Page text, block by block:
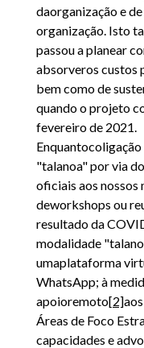
daorganização e
organização. Isto
passou a planear
absorveros custos
bem como de
quando o projeto
fevereiro de 2021.
"talanoa" por via
oficiais aos nossos
deworkshops ou
resultado da
modalidade
umaplataforma
WhatsApp; à
apoioremoto[2]
Áreas de Foco
capacidades e